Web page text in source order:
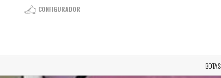
CONFIGURADOR
BOTAS